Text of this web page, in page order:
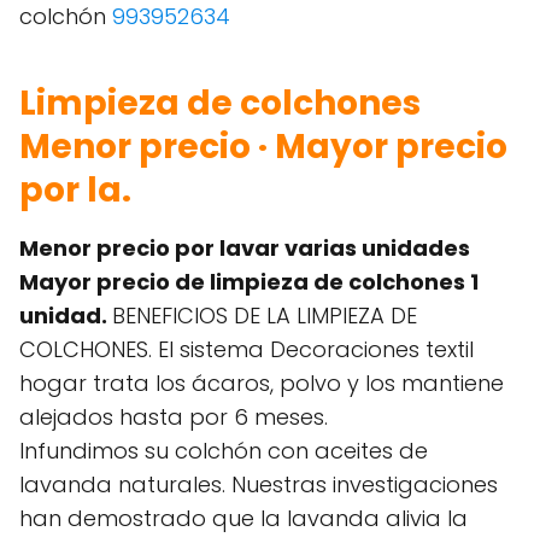
colchón 993952634
Limpieza de colchones
Menor precio · Mayor precio
por la.
Menor precio por lavar varias unidades
Mayor precio de limpieza de colchones 1
unidad. BENEFICIOS DE LA LIMPIEZA DE
COLCHONES. El sistema Decoraciones textil
hogar trata los ácaros, polvo y los mantiene
alejados hasta por 6 meses.
Infundimos su colchón con aceites de
lavanda naturales. Nuestras investigaciones
han demostrado que la lavanda alivia la